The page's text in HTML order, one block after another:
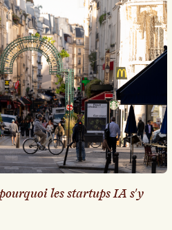
les startups IA s'y